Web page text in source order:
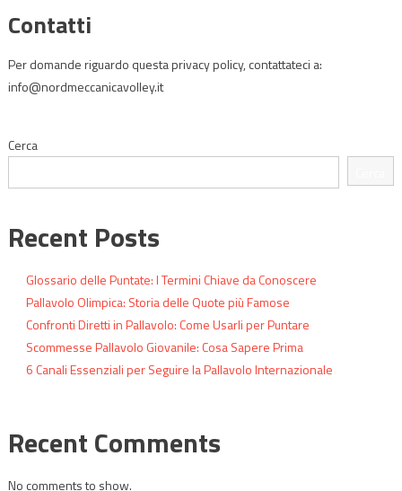
Contatti
Per domande riguardo questa privacy policy, contattateci a:
info@nordmeccanicavolley.it
Cerca
Recent Posts
Glossario delle Puntate: I Termini Chiave da Conoscere
Pallavolo Olimpica: Storia delle Quote più Famose
Confronti Diretti in Pallavolo: Come Usarli per Puntare
Scommesse Pallavolo Giovanile: Cosa Sapere Prima
6 Canali Essenziali per Seguire la Pallavolo Internazionale
Recent Comments
No comments to show.